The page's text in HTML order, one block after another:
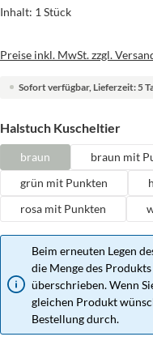
Inhalt: 1 Stück
Preise inkl. MwSt. zzgl.
Sofort verfügbar, Lieferzeit: 5
Halstuch Kuscheltier
braun braun mit
grün mit Punkten
rosa mit Punkten
Beim erneuten Legen
die Menge des
überschrieben. Wenn
gleichen Produkt
Bestellung durch.